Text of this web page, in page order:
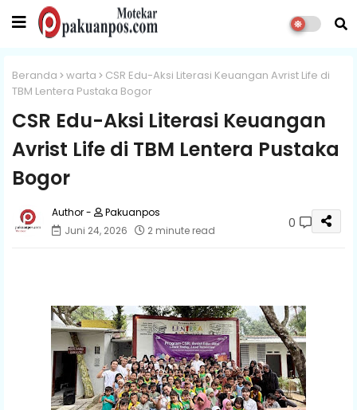
Beranda warta
CSR Edu-Aksi Literasi Keuangan Avrist Life di
TBM Lentera Pustaka Bogor
CSR Edu-Aksi Literasi Keuangan
Avrist Life di TBM Lentera Pustaka
Bogor
Pakuanpos
Juni 24, 2026
2 minute read 0